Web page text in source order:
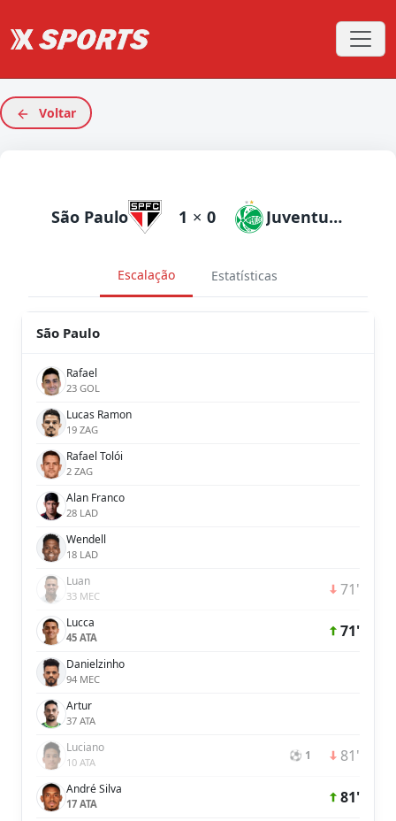
Voltar
São Paulo 1 × 0 Juventude
Escalação Estatísticas
São Paulo
Rafael
23 GOL
Lucas Ramon
19 ZAG
Rafael Tolói
2 ZAG
Alan Franco
28 LAD
Wendell
18 LAD
Luan
33 MEC 71'
Lucca
45 ATA 71'
Danielzinho
94 MEC
Artur
37 ATA
Luciano
10 ATA ⚽ 1 81'
André Silva
17 ATA 81'